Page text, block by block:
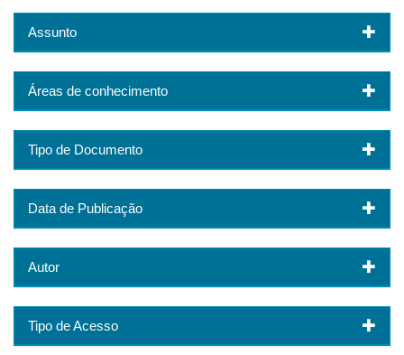
Assunto
Áreas de conhecimento
Tipo de Documento
Data de Publicação
Autor
Tipo de Acesso